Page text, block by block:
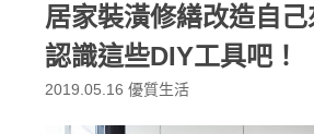
居家裝潢修繕改造自
認識這些DIY工具吧！
2019.05.16 優質生活